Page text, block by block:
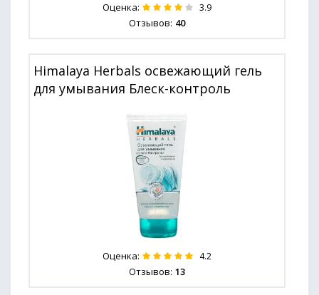
Оценка: 3.9
Отзывов: 40
Himalaya Herbals освежающий гель
для умывания Блеск-контроль
Оценка: 4.2
Отзывов: 13